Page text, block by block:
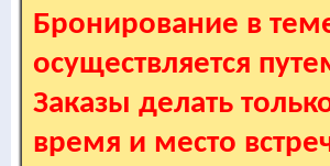
Бронирование в
осуществляется
Заказы делать
время и место